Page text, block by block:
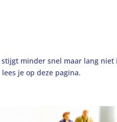
stijgt minder snel maar lang niet
je op deze pagina.